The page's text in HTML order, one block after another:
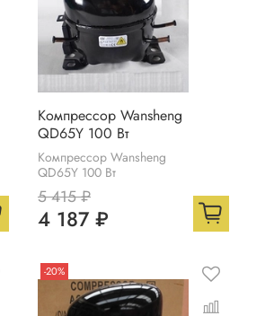
Компрессор Wansheng
QD65Y 100 Вт
Компрессор Wansheng
QD65Y 100 Вт
5 415 ₽
4 187 ₽
-20%